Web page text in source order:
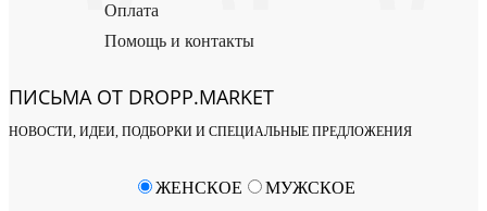
Оплата
Помощь и контакты
ПИСЬМА ОТ DROPP.MARKET
НОВОСТИ, ИДЕИ, ПОДБОРКИ И СПЕЦИАЛЬНЫЕ ПРЕДЛОЖЕНИЯ
ЖЕНСКОЕ МУЖСКОЕ